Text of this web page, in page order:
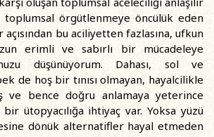
örgütlenmeye öncülük eden
bu aciliyetten fazlasına, ufkun
erimli ve sabırlı bir mücadeleye
düşünüyorum. Dahası, sol ve
de hoş bir tınısı olmayan, hayalcilikle
ve bence doğru anlamaya yeterince
ütopyacılığa ihtiyaç var. Yoksa yüzü
dönük alternatifler hayal etmeden